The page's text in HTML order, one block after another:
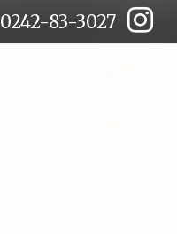
0242-83-3027